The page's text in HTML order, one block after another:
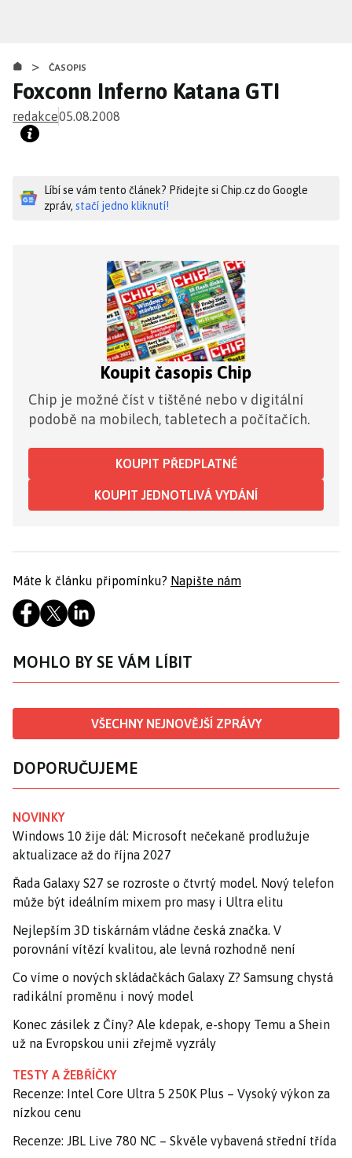
obsahu
> ČASOPIS
Foxconn Inferno Katana GTI
redakce05.08.2008
Líbí se vám tento článek? Přidejte si Chip.cz do Google
zpráv, stačí jedno kliknutí!
Koupit časopis Chip
Chip je možné číst v tištěné nebo v digitální
podobě na mobilech, tabletech a počítačích.
KOUPIT PŘEDPLATNÉ
KOUPIT JEDNOTLIVÁ VYDÁNÍ
Máte k článku připomínku? Napište nám
MOHLO BY SE VÁM LÍBIT
VŠECHNY NEJNOVĚJŠÍ ZPRÁVY
DOPORUČUJEME
NOVINKY
Windows 10 žije dál: Microsoft nečekaně prodlužuje
aktualizace až do října 2027
Řada Galaxy S27 se rozroste o čtvrtý model. Nový telefon
může být ideálním mixem pro masy i Ultra elitu
Nejlepším 3D tiskárnám vládne česká značka. V
porovnání vítězí kvalitou, ale levná rozhodně není
Co víme o nových skládačkách Galaxy Z? Samsung chystá
radikální proměnu i nový model
Konec zásilek z Číny? Ale kdepak, e-shopy Temu a Shein
už na Evropskou unii zřejmě vyzrály
TESTY A ŽEBŘÍČKY
Recenze: Intel Core Ultra 5 250K Plus – Vysoký výkon za
nízkou cenu
Recenze: JBL Live 780 NC – Skvěle vybavená střední třída